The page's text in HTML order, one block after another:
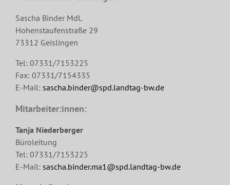
Sascha Binder MdL
Hohenstaufenstraße 29
73312 Geislingen
Tel: 07331/7153225
Fax: 07331/7154335
E-Mail: sascha.binder@spd.landtag-bw.de
Mitarbeiter:innen:
Tanja Niederberger
Büroleitung
Tel: 07331/7153225
E-Mail: sascha.binder.ma1@spd.landtag-bw.de